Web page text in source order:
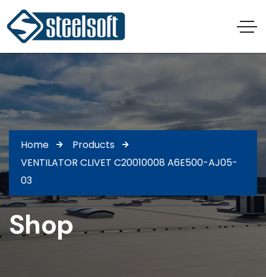
Home
Products
VENTILATOR CLIVET C20010008 A6E500-AJ05-
03
Shop